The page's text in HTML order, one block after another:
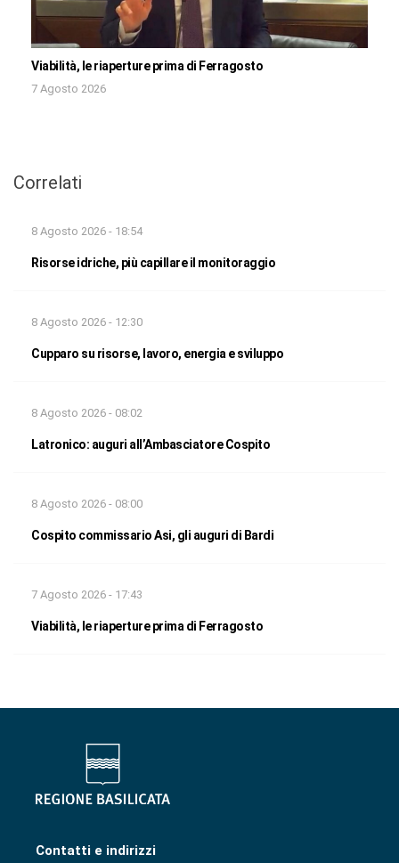
Viabilità, le riaperture prima di Ferragosto
7 Agosto 2026
Correlati
8 Agosto 2026 - 18:54
Risorse idriche, più capillare il monitoraggio
8 Agosto 2026 - 12:30
Cupparo su risorse, lavoro, energia e sviluppo
8 Agosto 2026 - 08:02
Latronico: auguri all’Ambasciatore Cospito
8 Agosto 2026 - 08:00
Cospito commissario Asi, gli auguri di Bardi
7 Agosto 2026 - 17:43
Viabilità, le riaperture prima di Ferragosto
Contatti e indirizzi